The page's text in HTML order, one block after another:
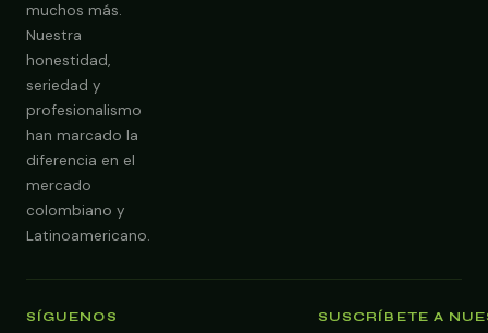
muchos más.
Nuestra
honestidad,
seriedad y
profesionalismo
han marcado la
diferencia en el
mercado
colombiano y
Latinoamericano.
SÍGUENOS SUSCRÍBETE A